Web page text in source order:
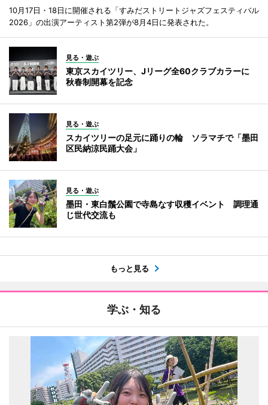
10月17日・18日に開催される「すみだストリートジャズフェスティバル
2026」の出演アーティスト第2弾が8月4日に発表された。
見る・遊ぶ
東京スカイツリー、Jリーグ全60クラブカラーに
秋春制開幕を記念
見る・遊ぶ
スカイツリーの足元に踊りの輪 ソラマチで「墨田
区民納涼民踊大会」
見る・遊ぶ
墨田・東白鬚公園で寺島なす収穫イベント 調理通
じ世代交流も
もっと見る
学ぶ・知る